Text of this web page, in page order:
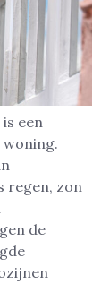
een
regen, zon
de